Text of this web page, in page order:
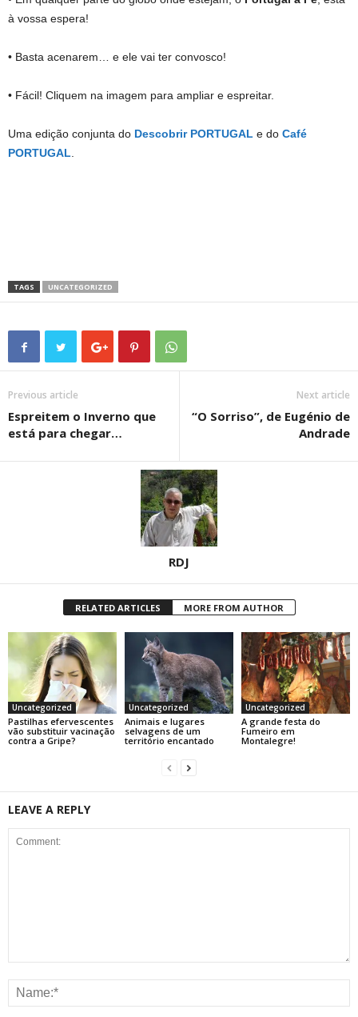
à vossa espera!
• Basta acenarem… e ele vai ter convosco!
• Fácil! Cliquem na imagem para ampliar e espreitar.
Uma edição conjunta do Descobrir PORTUGAL e do Café
PORTUGAL.
TAGS UNCATEGORIZED
Previous article
Espreitem o Inverno que
está para chegar…
Next article
“O Sorriso”, de Eugénio de
Andrade
RDJ
RELATED ARTICLES MORE FROM AUTHOR
Uncategorized
Pastilhas efervescentes
vão substituir vacinação
contra a Gripe?
Uncategorized
Animais e lugares
selvagens de um
território encantado
Uncategorized
A grande festa do
Fumeiro em
Montalegre!
LEAVE A REPLY